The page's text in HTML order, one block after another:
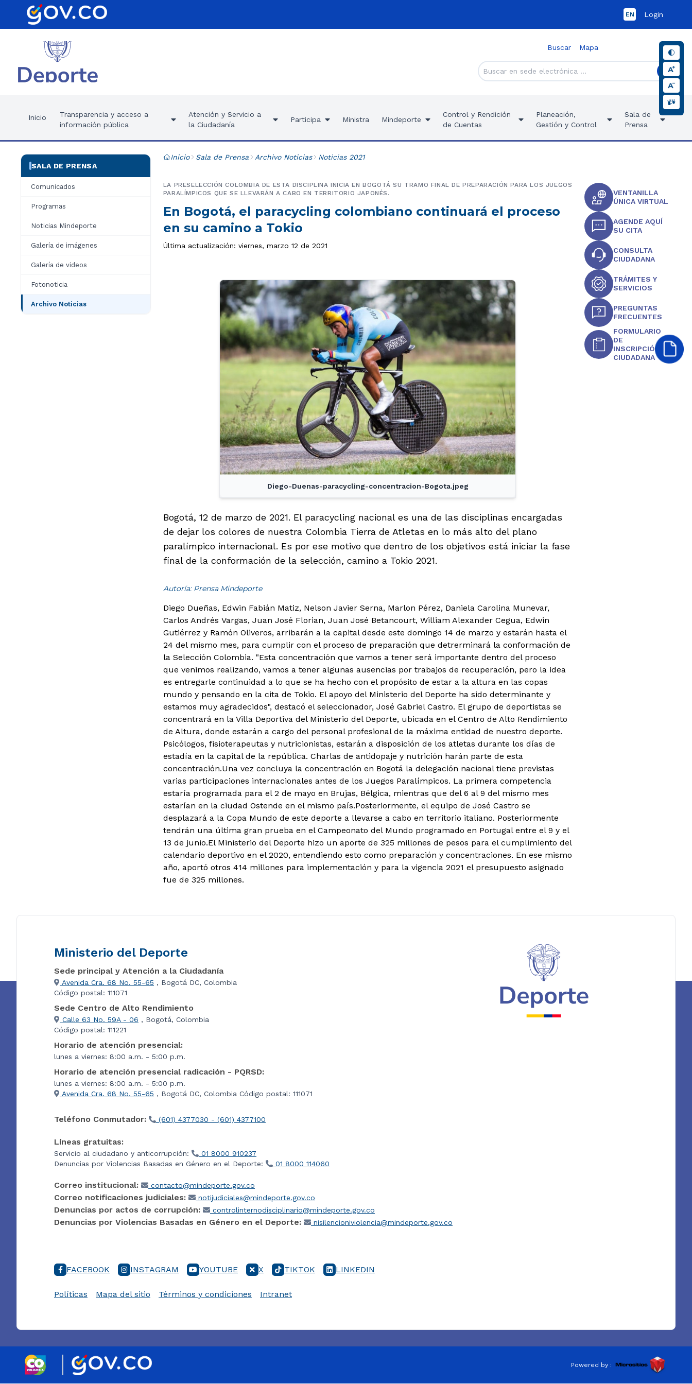
EN Login
Buscar Mapa
Inicio
Transparencia y acceso a
información pública
Atención y Servicio a
la Ciudadanía
Participa Ministra Mindeporte
Control y Rendición
de Cuentas
Planeación,
Gestión y Control
Sala de
Prensa
SALA DE PRENSA
Comunicados
Programas
Noticias Mindeporte
Galería de imágenes
Galería de videos
Fotonoticia
Archivo Noticias
Inicio Sala de Prensa Archivo Noticias Noticias 2021
En Bogotá, el paracycling colombiano continuará el proceso
en su camino a Tokio
LA PRESELECCIÓN COLOMBIA DE ESTA DISCIPLINA INICIA EN BOGOTÁ SU TRAMO FINAL DE PREPARACIÓN PARA LOS JUEGOS
PARALÍMPICOS QUE SE LLEVARÁN A CABO EN TERRITORIO JAPONÉS.
Última actualización: viernes, marzo 12 de 2021
Diego-Duenas-paracycling-concentracion-Bogota.jpeg
Bogotá, 12 de marzo de 2021. El paracycling nacional es una de las disciplinas encargadas
de dejar los colores de nuestra Colombia Tierra de Atletas en lo más alto del plano
paralímpico internacional. Es por ese motivo que dentro de los objetivos está iniciar la fase
final de la conformación de la selección, camino a Tokio 2021.
Autoría: Prensa Mindeporte
Diego Dueñas, Edwin Fabián Matiz, Nelson Javier Serna, Marlon Pérez, Daniela Carolina Munevar,
Carlos Andrés Vargas, Juan José Florian, Juan José Betancourt, William Alexander Cegua, Edwin
Gutiérrez y Ramón Oliveros, arribarán a la capital desde este domingo 14 de marzo y estarán hasta el
24 del mismo mes, para cumplir con el proceso de preparación que detrerminará la conformación de
la Selección Colombia. "Esta concentración que vamos a tener será importante dentro del proceso
que venimos realizando, vamos a tener algunas ausencias por trabajos de recuperación, pero la idea
es entregarle continuidad a lo que se ha hecho con el propósito de estar a la altura en las copas
mundo y pensando en la cita de Tokio. El apoyo del Ministerio del Deporte ha sido determinante y
estamos muy agradecidos", destacó el seleccionador, José Gabriel Castro. El grupo de deportistas se
concentrará en la Villa Deportiva del Ministerio del Deporte, ubicada en el Centro de Alto Rendimiento
de Altura, donde estarán a cargo del personal profesional de la máxima entidad de nuestro deporte.
Psicólogos, fisioterapeutas y nutricionistas, estarán a disposición de los atletas durante los días de
estadía en la capital de la república. Charlas de antidopaje y nutrición harán parte de esta
concentración.Una vez concluya la concentración en Bogotá la delegación nacional tiene previstas
varias participaciones internacionales antes de los Juegos Paralímpicos. La primera competencia
estaría programada para el 2 de mayo en Brujas, Bélgica, mientras que del 6 al 9 del mismo mes
estarían en la ciudad Ostende en el mismo país.Posteriormente, el equipo de José Castro se
desplazará a la Copa Mundo de este deporte a llevarse a cabo en territorio italiano. Posteriormente
tendrán una última gran prueba en el Campeonato del Mundo programado en Portugal entre el 9 y el
13 de junio.El Ministerio del Deporte hizo un aporte de 325 millones de pesos para el cumplimiento del
calendario deportivo en el 2020, entendiendo esto como preparación y concentraciones. En ese mismo
año, aportó otros 414 millones para implementación y para la vigencia 2021 el presupuesto asignado
fue de 325 millones.
VENTANILLA
ÚNICA VIRTUAL
AGENDE AQUÍ
SU CITA
CONSULTA
CIUDADANA
TRÁMITES Y
SERVICIOS
PREGUNTAS
FRECUENTES
FORMULARIO
DE
INSCRIPCIÓN
CIUDADANA
Ministerio del Deporte
Sede principal y Atención a la Ciudadanía
Avenida Cra. 68 No. 55-65 , Bogotá DC, Colombia
Código postal: 111071
Sede Centro de Alto Rendimiento
Calle 63 No. 59A - 06 , Bogotá, Colombia
Código postal: 111221
Horario de atención presencial:
lunes a viernes: 8:00 a.m. - 5:00 p.m.
Horario de atención presencial radicación - PQRSD:
lunes a viernes: 8:00 a.m. - 5:00 p.m.
Avenida Cra. 68 No. 55-65 , Bogotá DC, Colombia Código postal: 111071
Teléfono Conmutador: (601) 4377030 - (601) 4377100
Líneas gratuitas:
Servicio al ciudadano y anticorrupción:
01 8000 910237
Denuncias por Violencias Basadas en Género en el Deporte:
01 8000 114060
Correo institucional: contacto@mindeporte.gov.co
Correo notificaciones judiciales: notijudiciales@mindeporte.gov.co
Denuncias por actos de corrupción: controlinternodisciplinario@mindeporte.gov.co
Denuncias por Violencias Basadas en Género en el Deporte: nisilencioniviolencia@mindeporte.gov.co
FACEBOOK INSTAGRAM YOUTUBE X TIKTOK LINKEDIN
Políticas Mapa del sitio Términos y condiciones Intranet
Powered by :